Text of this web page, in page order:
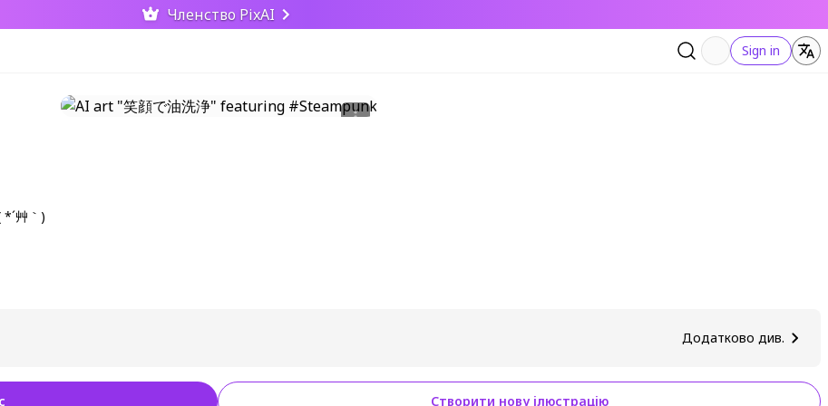
Членство PixAI
Sign in
艸｀)
Додатково див.
Створити нову ілюстрацію